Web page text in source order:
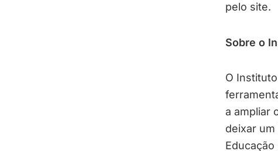
pelo site.
Sobre o
O
a ampliar
deixar